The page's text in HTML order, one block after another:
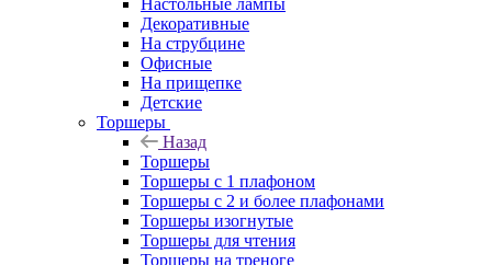
Настольные лампы
Декоративные
На струбцине
Офисные
На прищепке
Детские
Торшеры
Назад
Торшеры
Торшеры с 1 плафоном
Торшеры с 2 и более плафонами
Торшеры изогнутые
Торшеры для чтения
Торшеры на треноге